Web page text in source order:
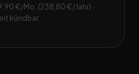
€/Mo. (238,80 €/Jahr) ·
kündbar